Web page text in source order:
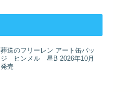
葬送のフリーレン アート缶バッ
ジ ヒンメル 星B 2026年10月
発売